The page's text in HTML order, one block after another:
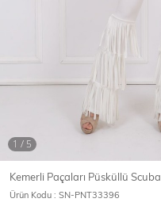
Ceket
T-Shirt
Kemerli Paçaları Püsküllü
Ürün Kodu : SN-PNT33396